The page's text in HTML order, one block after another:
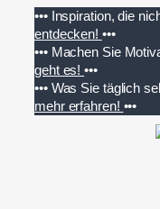
Inhalt
springen
••• Inspiration, die
entdecken! •••
••• Machen Sie
geht es!•••
••• Was Sie täglich
mehr erfahren! •••